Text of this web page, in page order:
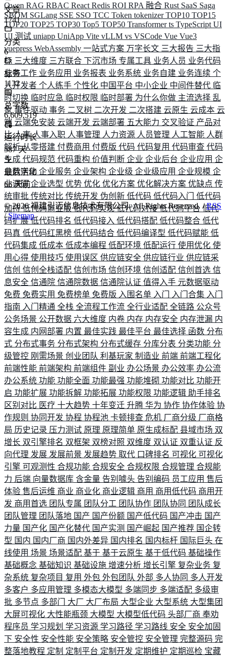
Qwen RAG RBAC React Redis ROI RPA 融合 Rust SaaS Saga
SBOM SGLang SSE SSO TCC Token tokenizerTOP10 TOP15
TOP20 TOP25 TOP30 Top5 TOP50 Transformerts TypeScript UI
UI 测试 uniapp UniApp Vite vLLM vs VSCode Vue Vue3
vuepress WebAssembly 一站式方案 万字长文 三大报告 三大指
标 三大维度 三方联合 下沉市场 专属工具 业务人员 业务代码
业务工作 业务应用 业务报表 业务系统 业务自建 业务连续 个
人开发者 个人练手 个性化 中国平台 中小企业 中间件替代 临
时切换 临时应急 临时权限 临时部署 为什么你做 主流选择 乱
象 事件驱动 事务 二叉树 二次开发 二次搭建 云原生 云成本 云
端 云端免安装 云端开发 云端部署 五大能力 交叉验证 产品对
比人事人事入职 人事管理 人力资源 人员管理 人工智能 人群
解析从零搭建 付费商用 付费版 代码 代码复用 代码审查 代码
生成 代码规范 代码重构 价值判断 企业 企业后台 企业应用 企
业数字化 企业服务 企业架构 企业级 企业级应用 企业规模 企
业调研企业选型 优势 优化 优化方案 优化解决方案 优缺点 传
统审批 传统对比 传统开发 伪创新 低代码 低代码入门 低代码
加持低代码商业版低代码实现低代码对接低代码平台 低代
码扩展低代码排名 低代码接入 低代码搭配 低代码整合 低代
码真 低代码红黑榜 低代码结合 低代码编译型 低代码赋能 低
代码集成 低成本 低成本编程 低配环境 低配运行 使用优化 使
用心得 使用技巧 使用误区 供应链安全 供应链行业 供应链采
信创 信创全栈适配 信创市场 信创环境 信创适配 信创首选 信
息安全 信通院 信通院数据 信通院认证 值得入手 元数据驱动
免费 免费实用 免费榜单 免费版 入围名单 入门 入门合集 入门
指南 入门精通 全栈 全流程工作流 全行业适配 全链路 公众号
公务场景 公开数据 六大维度 内卷 内存 内存安全 内存泄漏 内
容生成 内网部署 内置 最佳实践 最佳平台 最佳选择 函数 分布
式 分布式事务 分布式架构 分布式缓存 分库分表 分类功能 分
级管控 刚需场景 创业团队 利基玩家 制造业 前端 前端工程化
前端性能 前端架构 前端组件 副业 办公场景 办公效率 办公流
办公系统 功能 功能全面 功能最强 功能堆砌 功能对比 功能开
启 功能扩展 功能拆解 功能拓展 功能权限 功能逻辑 助手排名
区别对比 医疗 十大趋势 十年变迁 升腾 华为 协作 协作体验 协
作规则 协同开发 协程 协程池 卡顿排查 危机 厂商分级 厂商格
局 历史记录 压力测试 原理 原理简单 原生成标配 县域市场 双
增长 双引擎排名 双框架 双榜对照 双维度 双认证 双重认证 反
向代理 发展 发展前景 发展趋势 取代 口碑排名 可视化 可视化
引擎 可观测性 合规功能 合规安全 合规权限 合规管理 合规能
力 后端 向量数据库 含金量 告别噱头 告别编码 员工应用 售后
体验 售后运维 商业 商业化 商业逻辑 商用 商用低代码 商用开
发 商用首选 团队专属 团队分工 团队协作 团队协同 团队成长
团队管理 团队落地 国产 国产份额 国产低代码 国产冲击 国产
力量 国产化 国产化替代 国产实测 国产崛起 国产推荐 国企转
型 国内 国内厂商 国内外差异 国内排名 国内标杆 国际巨头 在
线使用 场景 场景适配 基于 基于云原生 基于低代码 基础操作
基础概念 基础知识 基础设施 增速分析 增长引擎 复杂业务 复
杂系统 复杂项目 复用 外包 外包团队 外部 多人协同 多人开发
多客户 多应用管理 多模态大模型 多端同步 多端适配 多级审
批 多节点 多部门 大厂 大厂布局 大型企业 大型系统 大型集团
大屏可视化 大性能瓶颈 大模型 大模型低代码 头部厂商 奉劝
程序员 学习规划 学习资源 学习路径 学习路线 安全 安全加固
下 安全性 安全性能 安全策略 安全管控 安全管理 完整源码 完
整落地教程 定制 定制平台 定制开发 定期维护 定期巡检 宝藏
文章
1741
分类
6
标签
1132
总字数
6,609,519
运行时长
587 天
最后活动
66 天前
©2026福建引迈信息技术有限公司. All Rights Reserved. /RSS
/Sitemap